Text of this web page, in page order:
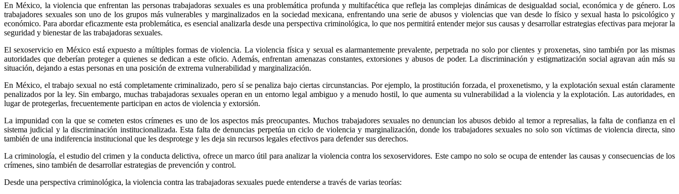
Facebook
Whatsapp
En México, la violencia que enfrentan las personas trabajadoras sexuales es una problemática profunda y multifacética que refleja las complejas dinámicas de desigualdad social, económica y de género. Los
trabajadores sexuales son uno de los grupos más vulnerables y marginalizados en la sociedad mexicana, enfrentando una serie de abusos y violencias que van desde lo físico y sexual hasta lo psicológico y
económico. Para abordar eficazmente esta problemática, es esencial analizarla desde una perspectiva criminológica, lo que nos permitirá entender mejor sus causas y desarrollar estrategias efectivas para mejorar la
seguridad y bienestar de las trabajadoras sexuales.
El sexoservicio en México está expuesto a múltiples formas de violencia. La violencia física y sexual es alarmantemente prevalente, perpetrada no solo por clientes y proxenetas, sino también por las mismas
autoridades que deberían proteger a quienes se dedican a este oficio. Además, enfrentan amenazas constantes, extorsiones y abusos de poder. La discriminación y estigmatización social agravan aún más su
situación, dejando a estas personas en una posición de extrema vulnerabilidad y marginalización.
En México, el trabajo sexual no está completamente criminalizado, pero sí se penaliza bajo ciertas circunstancias. Por ejemplo, la prostitución forzada, el proxenetismo, y la explotación sexual están claramente
penalizados por la ley. Sin embargo, muchas trabajadoras sexuales operan en un entorno legal ambiguo y a menudo hostil, lo que aumenta su vulnerabilidad a la violencia y la explotación. Las autoridades, en
lugar de protegerlas, frecuentemente participan en actos de violencia y extorsión.
La impunidad con la que se cometen estos crímenes es uno de los aspectos más preocupantes. Muchos trabajadores sexuales no denuncian los abusos debido al temor a represalias, la falta de confianza en el
sistema judicial y la discriminación institucionalizada. Esta falta de denuncias perpetúa un ciclo de violencia y marginalización, donde los trabajadores sexuales no solo son víctimas de violencia directa, sino
también de una indiferencia institucional que les desprotege y les deja sin recursos legales efectivos para defender sus derechos.
La criminología, el estudio del crimen y la conducta delictiva, ofrece un marco útil para analizar la violencia contra los sexoservidores. Este campo no solo se ocupa de entender las causas y consecuencias de los
crímenes, sino también de desarrollar estrategias de prevención y control.
Desde una perspectiva criminológica, la violencia contra las trabajadoras sexuales puede entenderse a través de varias teorías: